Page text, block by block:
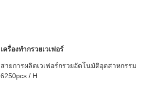
เครื่องทำกรวยเวเฟอร์
สายการผลิตเวเฟอร์กรวยอัตโนมัติอุตสาหกรรม
6250pcs / H